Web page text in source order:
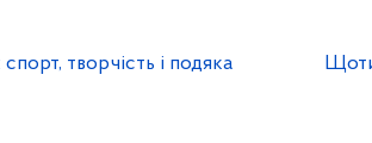
творчість і подяка